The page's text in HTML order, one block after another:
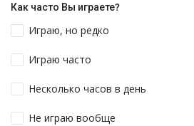
Как часто Вы играете?
Играю, но редко
Играю часто
Несколько часов в день
Не играю вообще